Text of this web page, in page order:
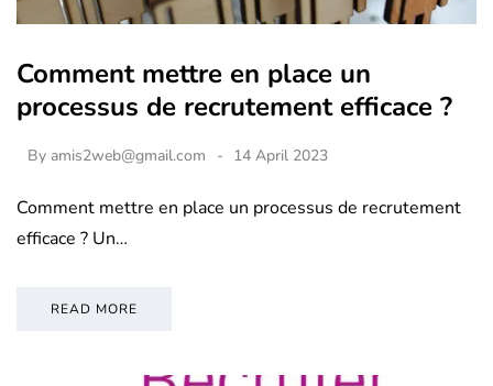
Comment mettre en place un
processus de recrutement efficace ?
By amis2web@gmail.com 14 April 2023
Comment mettre en place un processus de recrutement
efficace ? Un…
READ MORE